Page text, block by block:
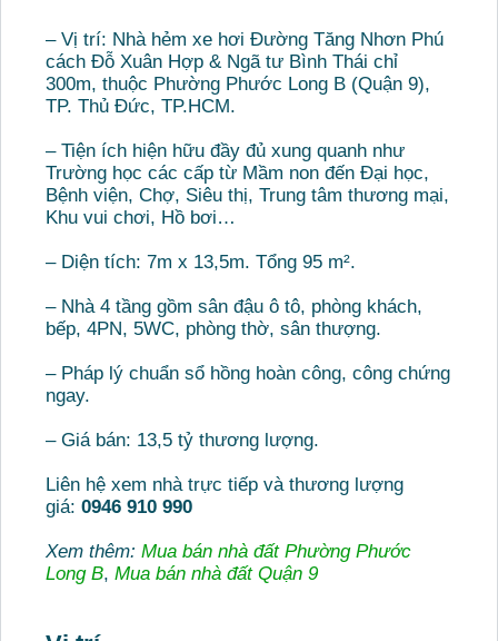
– Vị trí: Nhà hẻm xe hơi Đường Tăng Nhơn Phú
cách Đỗ Xuân Hợp & Ngã tư Bình Thái chỉ
300m, thuộc Phường Phước Long B (Quận 9),
TP. Thủ Đức, TP.HCM.
– Tiện ích hiện hữu đầy đủ xung quanh như
Trường học các cấp từ Mầm non đến Đại học,
Bệnh viện, Chợ, Siêu thị, Trung tâm thương mại,
Khu vui chơi, Hồ bơi…
– Diện tích: 7m x 13,5m. Tổng 95 m².
– Nhà 4 tầng gồm sân đậu ô tô, phòng khách,
bếp, 4PN, 5WC, phòng thờ, sân thượng.
– Pháp lý chuẩn sổ hồng hoàn công, công chứng
ngay.
– Giá bán: 13,5 tỷ thương lượng.
Liên hệ xem nhà trực tiếp và thương lượng
giá: 0946 910 990
Xem thêm: Mua bán nhà đất Phường Phước
Long B, Mua bán nhà đất Quận 9